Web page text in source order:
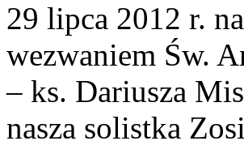
29 lipca 2012 r.
wezwaniem Św.
– ks. Dariusza
nasza solistka